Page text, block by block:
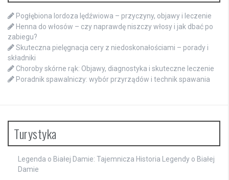
Pogłębiona lordoza lędźwiowa – przyczyny, objawy i leczenie
Henna do włosów – czy naprawdę niszczy włosy i jak dbać po
zabiegu?
Skuteczna pielęgnacja cery z niedoskonałościami – porady i
składniki
Choroby skórne rąk: Objawy, diagnostyka i skuteczne leczenie
Poradnik spawalniczy: wybór przyrządów i technik spawania
Turystyka
Legenda o Białej Damie: Tajemnicza Historia Legendy o Białej
Damie